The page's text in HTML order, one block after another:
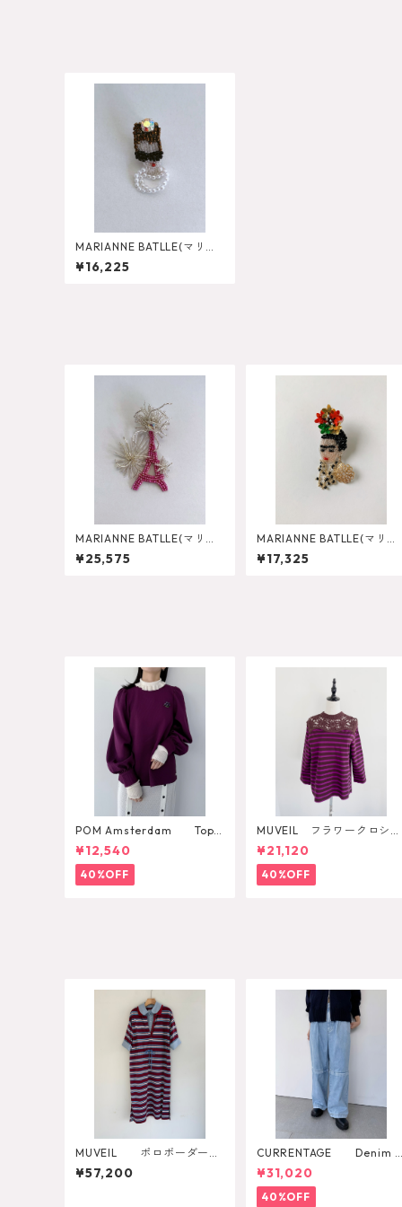
MARIANNE BATLLE(マリア
ンヌバトル) AUDREY FA
CE Pierce
¥16,225
MARIANNE BATLLE(マリア
ンヌバトル) TOUR EIFFEL
Pierce
¥25,575
MARIANNE BATLLE(マリア
ンヌバトル) FRIDA PAILL
ETTES Pierce
¥17,325
POM Amsterdam Top K
ae Pulm
¥12,540
40%OFF
MUVEIL フラワークロシェ
カットソー
¥21,120
40%OFF
MUVEIL ポロボーダーワ
ンピース MA262UA001
¥57,200
CURRENTAGE Denim P
ants
¥31,020
40%OFF